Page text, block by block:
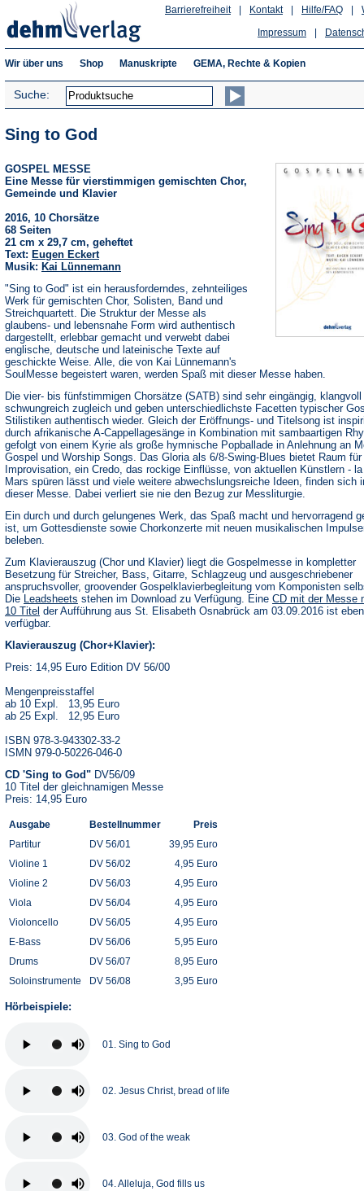
Hilfe/FAQ
Kontakt
Barrierefreiheit
Impressum
Wir über uns Shop Manuskripte GEMA, Rechte & Kopien
Suche:
Sing to God
GOSPEL MESSE
Eine Messe für vierstimmigen gemischten Chor,
Gemeinde und Klavier
2016, 10 Chorsätze
68 Seiten
21 cm x 29,7 cm, geheftet
Text: Eugen Eckert
Musik: Kai Lünnemann
"Sing to God" ist ein herausforderndes, zehnteiliges
Werk für gemischten Chor, Solisten, Band und
Streichquartett. Die Struktur der Messe als
glaubens- und lebensnahe Form wird authentisch
dargestellt, erlebbar gemacht und verwebt dabei
englische, deutsche und lateinische Texte auf
geschickte Weise. Alle, die von Kai Lünnemann's
SoulMesse begeistert waren, werden Spaß mit dieser Messe haben.
Die vier- bis fünfstimmigen Chorsätze (SATB) sind sehr eingängig, klangvoll
schwungreich zugleich und geben unterschiedlichste Facetten typischer
Stilistiken authentisch wieder. Gleich der Eröffnungs- und Titelsong ist
durch afrikanische A-Cappellagesänge in Kombination mit sambaartigen
gefolgt von einem Kyrie als große hymnische Popballade in Anlehnung an
Gospel und Worship Songs. Das Gloria als 6/8-Swing-Blues bietet Raum für
Improvisation, ein Credo, das rockige Einflüsse, von aktuellen Künstlern -
Mars spüren lässt und viele weitere abwechslungsreiche Ideen, finden sich
dieser Messe. Dabei verliert sie nie den Bezug zur Messliturgie.
Ein durch und durch gelungenes Werk, das Spaß macht und hervorragend
ist, um Gottesdienste sowie Chorkonzerte mit neuen musikalischen
beleben.
Zum Klavierauszug (Chor und Klavier) liegt die Gospelmesse in kompletter
Besetzung für Streicher, Bass, Gitarre, Schlagzeug und ausgeschriebener
anspruchsvoller, groovender Gospelklavierbegleitung vom Komponisten
Die Leadsheets (Öffnet
in
Tab)
stehen im Download zu Verfügung. Eine CD mit der Messe
10 Titel der Aufführung aus St. Elisabeth Osnabrück am 03.09.2016 ist
verfügbar.
Klavierauszug (Chor+Klavier):
Preis: 14,95 Euro Edition DV 56/00
Mengenpreisstaffel
ab 10 Expl. 13,95 Euro
ab 25 Expl. 12,95 Euro
ISBN 978-3-943302-33-2
ISMN 979-0-50226-046-0
CD 'Sing to God" DV56/09
10 Titel der gleichnamigen Messe
Preis: 14,95 Euro
Ausgabe Bestellnummer
Preis
Partitur
DV 56/01
39,95 Euro
Violine 1
DV 56/02
4,95 Euro
Violine 2
DV 56/03
4,95 Euro
Viola
DV 56/04
4,95 Euro
Violoncello
DV 56/05
4,95 Euro
E-Bass
DV 56/06
5,95 Euro
Drums
DV 56/07
8,95 Euro
Soloinstrumente
DV 56/08 3,95 Euro
Hörbeispiele:
01. Sing to God
02. Jesus Christ, bread of life
03. God of the weak
04. Alleluja, God fills us